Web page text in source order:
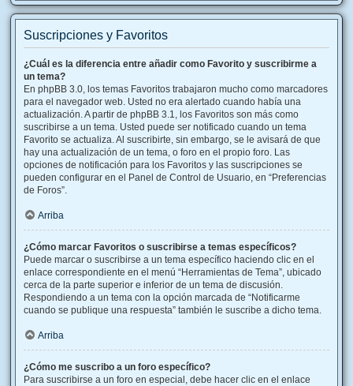
Suscripciones y Favoritos
¿Cuál es la diferencia entre añadir como Favorito y suscribirme a
un tema?
En phpBB 3.0, los temas Favoritos trabajaron mucho como marcadores
para el navegador web. Usted no era alertado cuando había una
actualización. A partir de phpBB 3.1, los Favoritos son más como
suscribirse a un tema. Usted puede ser notificado cuando un tema
Favorito se actualiza. Al suscribirte, sin embargo, se le avisará de que
hay una actualización de un tema, o foro en el propio foro. Las
opciones de notificación para los Favoritos y las suscripciones se
pueden configurar en el Panel de Control de Usuario, en “Preferencias
de Foros”.
Arriba
¿Cómo marcar Favoritos o suscribirse a temas específicos?
Puede marcar o suscribirse a un tema específico haciendo clic en el
enlace correspondiente en el menú “Herramientas de Tema”, ubicado
cerca de la parte superior e inferior de un tema de discusión.
Respondiendo a un tema con la opción marcada de “Notificarme
cuando se publique una respuesta” también le suscribe a dicho tema.
Arriba
¿Cómo me suscribo a un foro específico?
Para suscribirse a un foro en especial, debe hacer clic en el enlace